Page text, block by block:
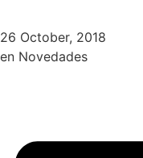
26 October, 2018
en Novedades